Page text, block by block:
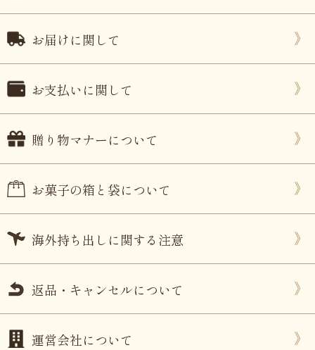
お届けに関して
お支払いに関して
贈り物マナーについて
お菓子の箱と袋について
海外持ち出しに関する注意
返品・キャンセルについて
運営会社について